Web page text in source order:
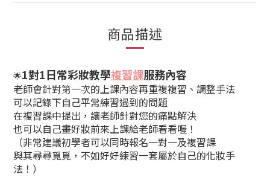
商品描述
🌟1對1日常彩妝教學複習課服務內容
老師會針對第一次的上課內容再重複複習、調整手法
可以記錄下自己平常練習遇到的問題
在複習課中提出，讓老師針對您的痛點解決
也可以自己畫好妝前來上課給老師看看喔！
（非常建議初學者可以同時報名一對一及複習課
與其尋尋覓覓，不如好好練習一套屬於自己的化妝手
法！）